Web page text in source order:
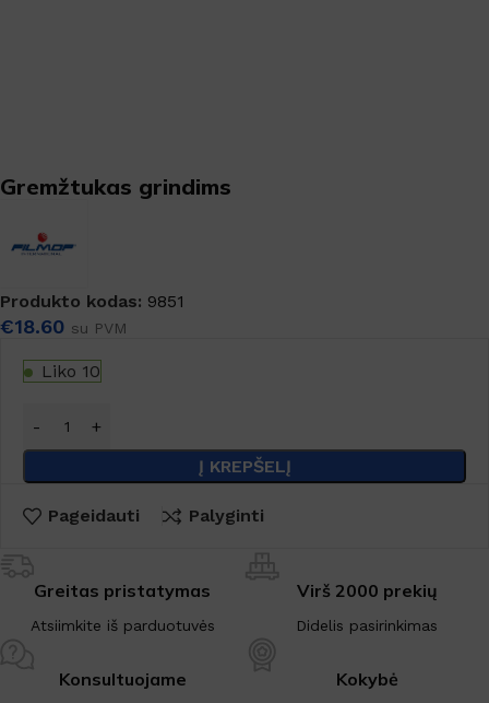
Gremžtukas grindims
Produkto kodas: 9851
€18.60 su PVM
Liko 10
Į KREPŠELĮ
Pageidauti Palyginti
Greitas pristatymas
Atsiimkite iš parduotuvės
Virš 2000 prekių
Didelis pasirinkimas
Konsultuojame Kokybė